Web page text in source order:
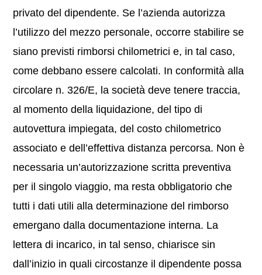
privato del dipendente. Se l’azienda autorizza
l’utilizzo del mezzo personale, occorre stabilire se
siano previsti rimborsi chilometrici e, in tal caso,
come debbano essere calcolati. In conformità alla
circolare n. 326/E, la società deve tenere traccia,
al momento della liquidazione, del tipo di
autovettura impiegata, del costo chilometrico
associato e dell’effettiva distanza percorsa. Non è
necessaria un’autorizzazione scritta preventiva
per il singolo viaggio, ma resta obbligatorio che
tutti i dati utili alla determinazione del rimborso
emergano dalla documentazione interna. La
lettera di incarico, in tal senso, chiarisce sin
dall’inizio in quali circostanze il dipendente possa